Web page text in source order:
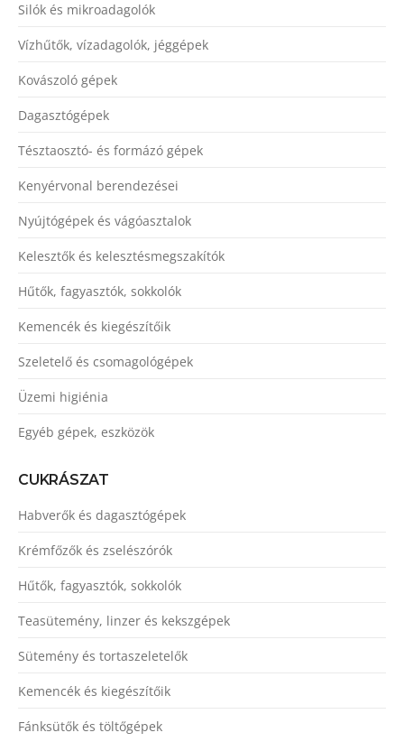
Silók és mikroadagolók
Vízhűtők, vízadagolók, jéggépek
Kovászoló gépek
Dagasztógépek
Tésztaosztó- és formázó gépek
Kenyérvonal berendezései
Nyújtógépek és vágóasztalok
Kelesztők és kelesztésmegszakítók
Hűtők, fagyasztók, sokkolók
Kemencék és kiegészítőik
Szeletelő és csomagológépek
Üzemi higiénia
Egyéb gépek, eszközök
CUKRÁSZAT
Habverők és dagasztógépek
Krémfőzők és zselészórók
Hűtők, fagyasztók, sokkolók
Teasütemény, linzer és kekszgépek
Sütemény és tortaszeletelők
Kemencék és kiegészítőik
Fánksütők és töltőgépek